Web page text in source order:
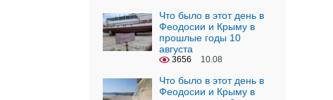
Что было в этот день в
Феодосии и Крыму в
прошлые годы 10
августа
3656 10.08
Что было в этот день в
Феодосии и Крыму в